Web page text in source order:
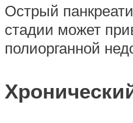
Острый
стадии может
полиорганной